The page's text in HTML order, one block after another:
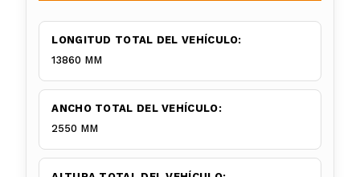
LONGITUD TOTAL DEL VEHÍCULO:
13860 MM
ANCHO TOTAL DEL VEHÍCULO:
2550 MM